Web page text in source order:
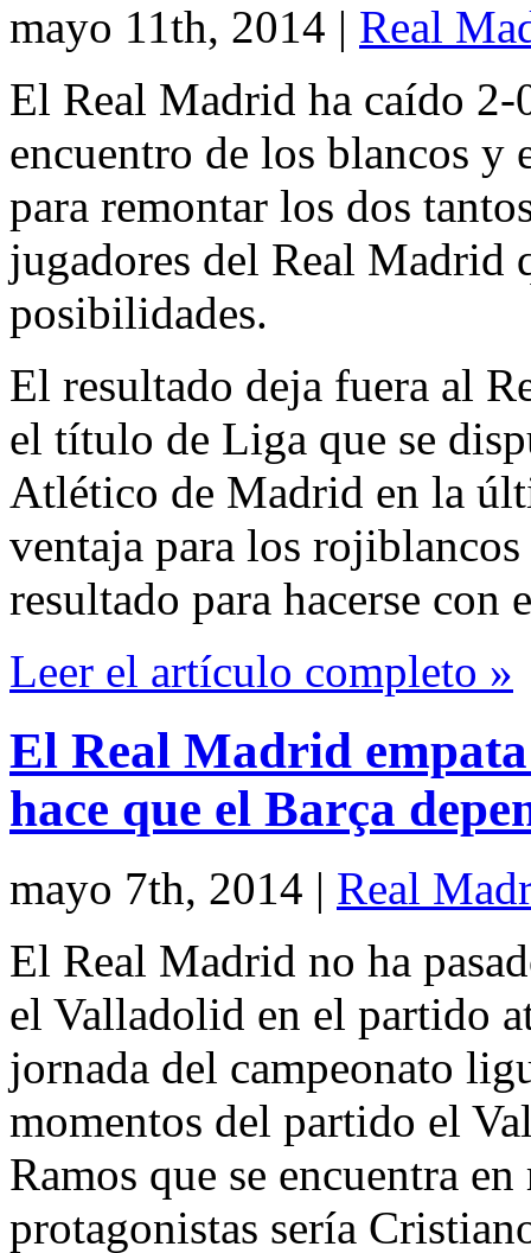
mayo 11th, 2014 | Real
El Real Madrid ha caído 2-
encuentro de los blancos y
para remontar los dos
jugadores del Real Madrid
posibilidades.
El resultado deja fuera al
el título de Liga que se
Atlético de Madrid en la
ventaja para los
resultado para hacerse con
Leer el artículo completo »
El Real Madrid
hace que el Barça
mayo 7th, 2014 | Real
El Real Madrid no ha
el Valladolid en el partido
jornada del campeonato
momentos del partido el
Ramos que se encuentra
protagonistas sería